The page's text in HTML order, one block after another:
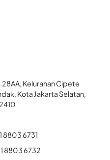
Kelurahan Cipete
Kota Jakarta Selatan,
8803 6731
8803 6732